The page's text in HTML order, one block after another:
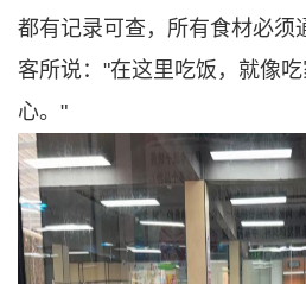
都有记录可查，所有食材必须
客所说："在这里吃饭，就像
心。"